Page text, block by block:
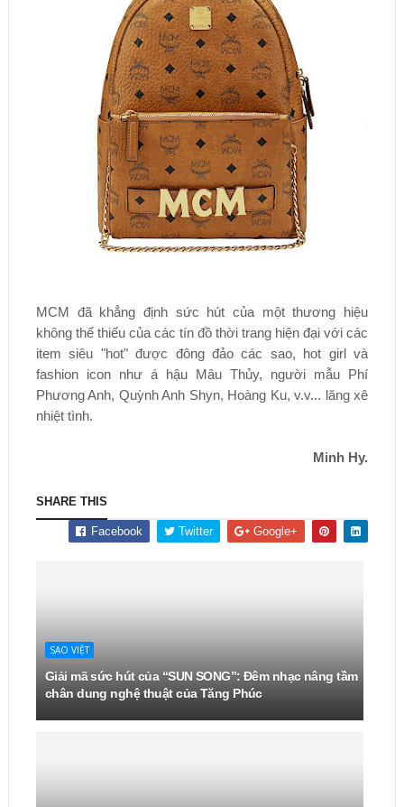
MCM đã khẳng định sức hút của một thương hiệu
không thể thiếu của các tín đồ thời trang hiện đại với các
item siêu "hot" được đông đảo các sao, hot girl và
fashion icon như á hậu Mâu Thủy, người mẫu Phí
Phương Anh, Quỳnh Anh Shyn, Hoàng Ku, v.v... lăng xê
nhiệt tình.
Minh Hy.
SHARE THIS
Facebook Twitter Google+
SAO VIỆT
Giải mã sức hút của “SUN SONG”: Đêm nhạc nâng tầm
chân dung nghệ thuật của Tăng Phúc